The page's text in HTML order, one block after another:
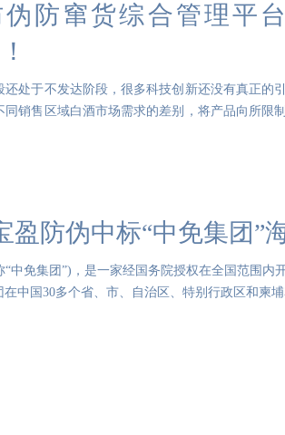
防窜货综合管理平
处于不发达阶段，很多科技创新还没有真正的
销售区域白酒市场需求的差别，将产品向所限
防伪中标“中免集团”
中免集团”)，是一家经国务院授权在全国范围内
中国30多个省、市、自治区、特别行政区和柬